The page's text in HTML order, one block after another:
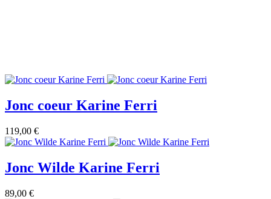
Jonc coeur Karine Ferri
119,00 €
Jonc Wilde Karine Ferri
89,00 €